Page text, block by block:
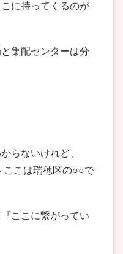
に持ってくるのが
集配センターは分
らないけれど、
ここは瑞穂区の○○で
ここに繋がってい